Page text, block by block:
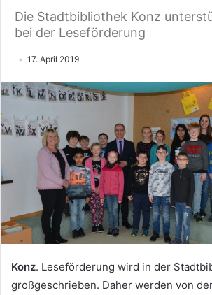
Die Stadtbibliothek Konz
bei der Leseförderung
17. April 2019
Konz. Leseförderung wird in der
großgeschrieben. Daher werden von